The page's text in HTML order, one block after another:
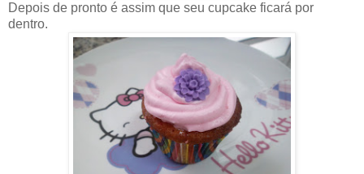
Depois de pronto é assim que seu cupcake ficará por
dentro.